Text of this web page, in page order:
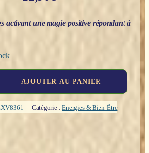
activant une magie positive répondant à
AJOUTER AU PANIER
Catégorie :Energies & Bien-Être